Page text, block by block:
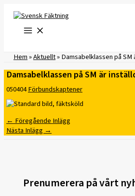
innehåll
Hem»Aktuellt»Damsabelklassen på SM
Damsabelklassen på SM är
050404Förbundskaptener
← Föregående Inlägg
Nästa Inlägg →
Prenumerera på vårt